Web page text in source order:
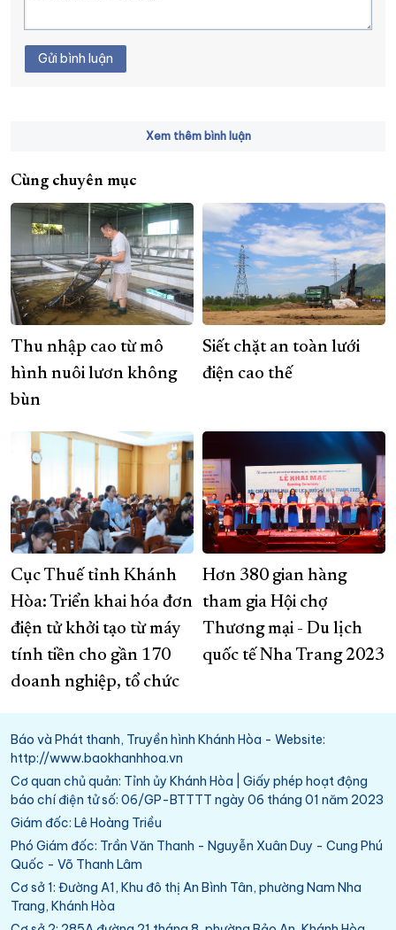
Gửi bình luận
Xem thêm bình luận
Cùng chuyên mục
Thu nhập cao từ mô
hình nuôi lươn không
bùn
Siết chặt an toàn lưới
điện cao thế
Cục Thuế tỉnh Khánh
Hòa: Triển khai hóa đơn
điện tử khởi tạo từ máy
tính tiền cho gần 170
doanh nghiệp, tổ chức
Hơn 380 gian hàng
tham gia Hội chợ
Thương mại - Du lịch
quốc tế Nha Trang 2023
Báo và Phát thanh, Truyền hình Khánh Hòa - Website:
http://www.baokhanhhoa.vn
Cơ quan chủ quản: Tỉnh ủy Khánh Hòa | Giấy phép hoạt động
báo chí điện tử số: 06/GP-BTTTT ngày 06 tháng 01 năm 2023
Giám đốc: Lê Hoàng Triều
Phó Giám đốc: Trần Văn Thanh - Nguyễn Xuân Duy - Cung Phú
Quốc - Võ Thanh Lâm
Cơ sở 1: Đường A1, Khu đô thị An Bình Tân, phường Nam Nha
Trang, Khánh Hòa